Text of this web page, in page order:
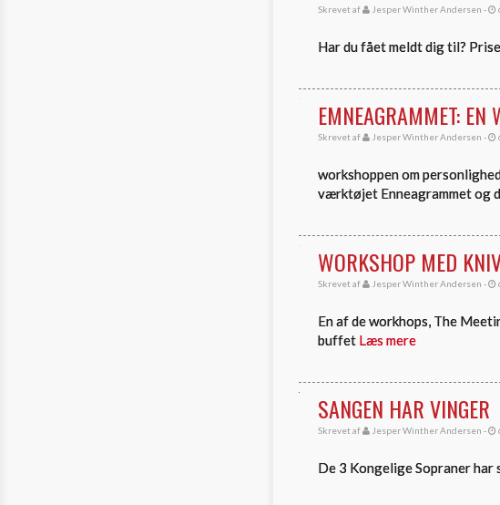
Skrevet af Jesper Winther Andersen -
Har du fået meldt dig til?
EMNEAGRAMMET: EN
Skrevet af Jesper Winther Andersen -
workshoppen om
værktøjet Enneagrammet og
WORKSHOP MED
Skrevet af Jesper Winther Andersen -
En af de workhops, The
buffet Læs mere
SANGEN HAR VINGER
Skrevet af Jesper Winther Andersen -
De 3 Kongelige Sopraner